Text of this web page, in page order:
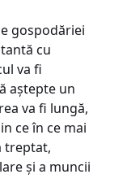
gospodăriei
cu
va fi
aştepte un
va fi lungă,
ce în ce mai
treptat,
şi a muncii